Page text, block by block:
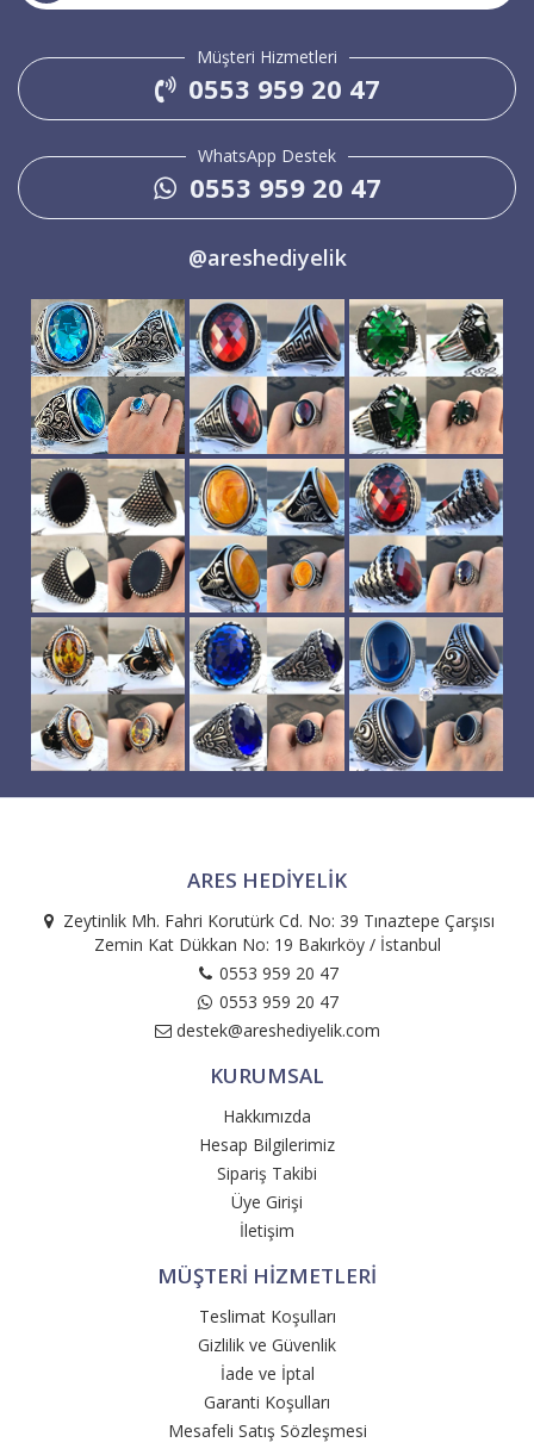
Müşteri Hizmetleri
0553 959 20 47
WhatsApp Destek
0553 959 20 47
@areshediyelik
ARES HEDIYELIK
Zeytinlik Mh. Fahri Korutürk Cd. No: 39 Tınaztepe Çarşısı
Zemin Kat Dükkan No: 19 Bakırköy / İstanbul
0553 959 20 47
0553 959 20 47
destek@areshediyelik.com
KURUMSAL
Hakkımızda
Hesap Bilgilerimiz
Sipariş Takibi
Üye Girişi
İletişim
MÜŞTERİ HİZMETLERİ
Teslimat Koşulları
Gizlilik ve Güvenlik
İade ve İptal
Garanti Koşulları
Mesafeli Satış Sözleşmesi